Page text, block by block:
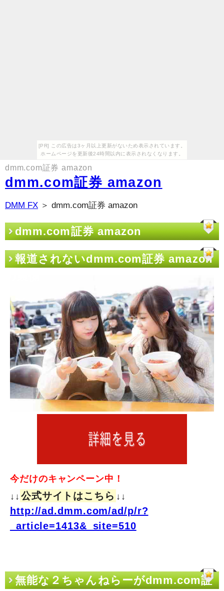
[PR] この広告は3ヶ月以上更新がないため表示されています。
ホームページを更新後24時間以内に表示されなくなります。
dmm.com証券 amazon
dmm.com証券 amazon
DMM FX ＞ dmm.com証券 amazon
dmm.com証券 amazon
報道されないdmm.com証券 amazon
今だけのキャンペーン中！
↓↓ 公式サイトはこちら ↓↓
http://ad.dmm.com/ad/p/r?
_article=1413&_site=510
無能な２ちゃんねらーがdmm.com証